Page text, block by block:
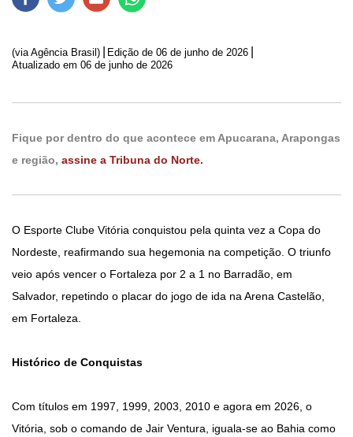
(via Agência Brasil) Edição de 06 de junho de 2026
Atualizado em 06 de junho de 2026
Fique por dentro do que acontece em Apucarana, Arapongas
e região, assine a Tribuna do Norte.
O Esporte Clube Vitória conquistou pela quinta vez a Copa do
Nordeste, reafirmando sua hegemonia na competição. O triunfo
veio após vencer o Fortaleza por 2 a 1 no Barradão, em
Salvador, repetindo o placar do jogo de ida na Arena Castelão,
em Fortaleza.
Histórico de Conquistas
Com títulos em 1997, 1999, 2003, 2010 e agora em 2026, o
Vitória, sob o comando de Jair Ventura, iguala-se ao Bahia como